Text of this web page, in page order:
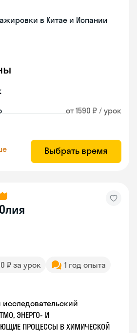
в Китае и Испании
от 1590 ₽ / урок
Выбрать время
₽ за урок
1 год опыта
ЭНЕРГО- И
ПРОЦЕССЫ В ХИМИЧЕСКОЙ